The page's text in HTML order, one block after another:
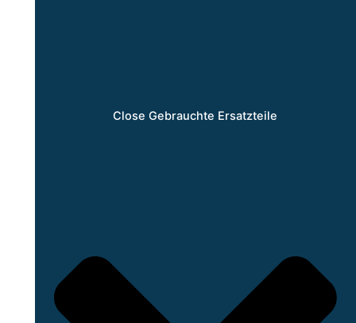
Close Gebrauchte Ersatzteile